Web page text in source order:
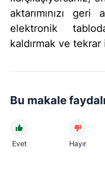
aktarımınızı geri
elektronik
kaldırmak ve tekrar
Bu makale
Evet Hayır